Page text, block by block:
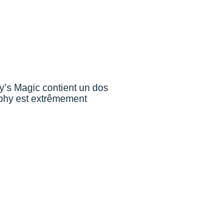
Magic contient un dos
est extrêmement